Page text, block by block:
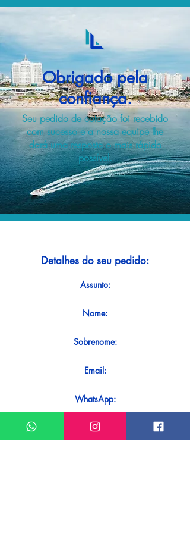
Obrigado pela
confiança.
Seu pedido de cotação foi recebido
com sucesso e a nossa equipe lhe
dará uma resposta o mais rápido
possível.
Detalhes do seu pedido:
Assunto:
Nome:
Sobrenome:
Email:
WhatsApp:
Mensagem: